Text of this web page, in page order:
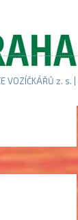
VOZÍČKÁŘŮ z. s. |